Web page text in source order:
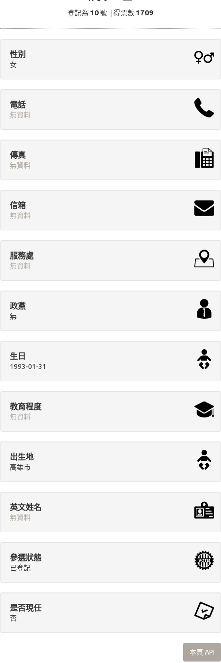
登記為 10號 得票數 1709
性別
女
電話
無資料
傳真
無資料
信箱
無資料
服務處
無資料
政黨
無
生日
1993-01-31
教育程度
無資料
出生地
高雄市
英文姓名
無資料
參選狀態
已登記
是否現任
否
本頁 API